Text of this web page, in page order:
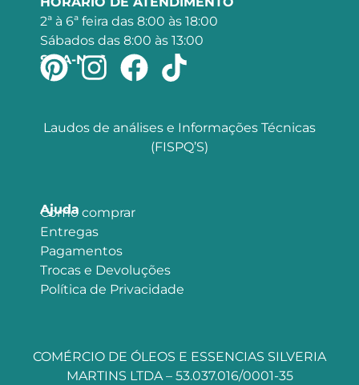
2ª à 6ª feira das 8:00 às 18:00
Sábados das 8:00 às 13:00
SIGA-NOS
Laudos de análises e Informações Técnicas
(FISPQ’S)
Ajuda
Como comprar
Entregas
Pagamentos
Trocas e Devoluções
Política de Privacidade
COMÉRCIO DE ÓLEOS E ESSENCIAS SILVERIA
MARTINS LTDA – 53.037.016/0001-35